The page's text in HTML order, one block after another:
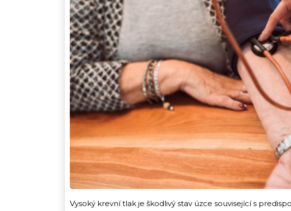
Vysoký krevní tlak je škodlivý stav úzce související s